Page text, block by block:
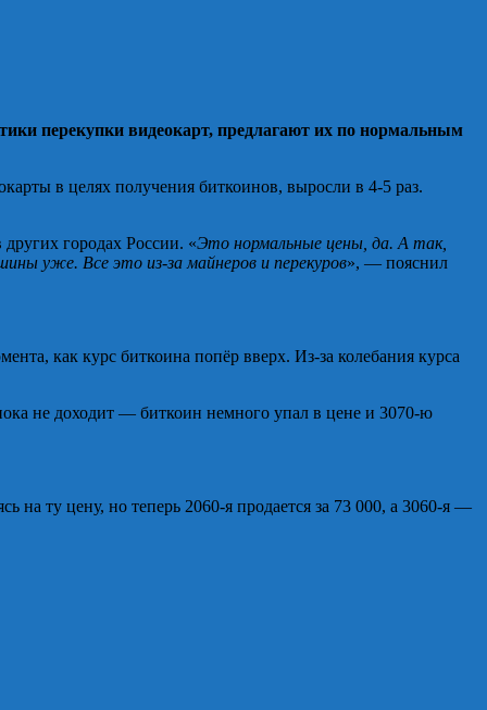
перекупки видеокарт, предлагают их по нормальным
в целях получения биткоинов, выросли в 4-5 раз.
городах России. «Это нормальные цены, да. А так,
уже. Все это из-за майнеров и перекуров», — пояснил
как курс биткоина попёр вверх. Из-за колебания курса
не доходит — биткоин немного упал в цене и 3070-ю
на ту цену, но теперь 2060-я продается за 73 000, а 3060-я —